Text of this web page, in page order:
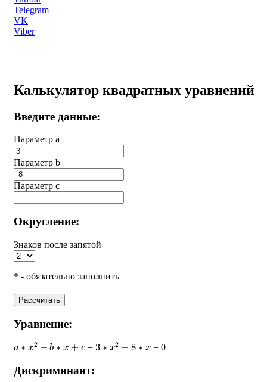
Telegram
VK
Viber
Калькулятор квадратных уравнений
Введите данные:
Параметр a
Параметр b
Параметр с
Округление:
Знаков после запятой
* - обязательно заполнить
Рассчитать
Уравнение:
2 b ∗ = 3 2 ∗ = 0
Дискриминант: